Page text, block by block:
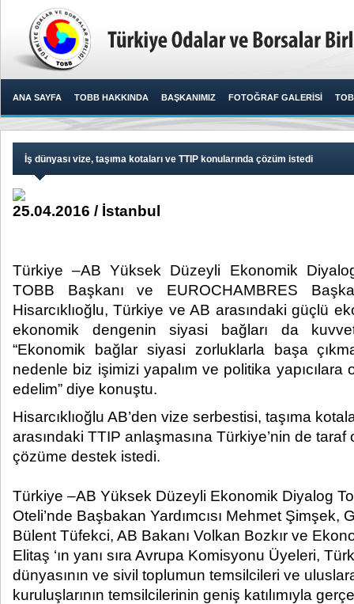
ANA SAYFA TOBB HAKKINDA BAŞKANIMIZ FOTOĞRAF GALERİSİ
İş dünyası vize, taşıma kotaları ve TTIP konularında çözüm istedi
25.04.2016 / İstanbul
Türkiye –AB Yüksek Düzeyli Ekonomik
TOBB Başkanı ve EUROCHAMBRES
Hisarcıklıoğlu, Türkiye ve AB arasındaki güçlü
ekonomik dengenin siyasi bağları da
“Ekonomik bağlar siyasi zorluklarla başa
nedenle biz işimizi yapalım ve politika
edelim” diye konuştu.​
Hisarcıklıoğlu AB’den vize serbestisi, taşıma
arasındaki TTIP anlaşmasına Türkiye’nin de taraf
çözüme destek istedi.
Türkiye –AB Yüksek Düzeyli Ekonomik Diyalog
Oteli’nde Başbakan Yardımcısı Mehmet Şimşek,
Bülent Tüfekci, AB Bakanı Volkan Bozkır ve
Elitaş ‘ın yanı sıra Avrupa Komisyonu Üyeleri,
dünyasının ve sivil toplumun temsilcileri ve
kuruluşlarının temsilcilerinin geniş katılımıyla